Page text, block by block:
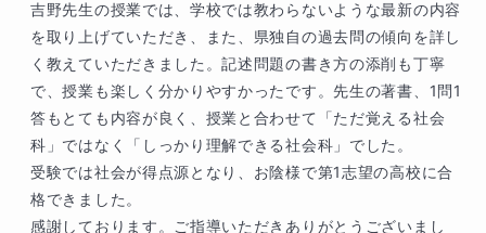
吉野先生の授業では、学校では教わらないような最新の内容
を取り上げていただき、また、県独自の過去問の傾向を詳し
く教えていただきました。記述問題の書き方の添削も丁寧
で、授業も楽しく分かりやすかったです。先生の著書、1問1
答もとても内容が良く、授業と合わせて「ただ覚える社会
科」ではなく「しっかり理解できる社会科」でした。
受験では社会が得点源となり、お陰様で第1志望の高校に合
格できました。
感謝しております。ご指導いただきありがとうございまし